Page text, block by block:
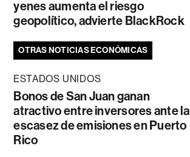
yenes aumenta el riesgo
geopolítico, advierte BlackRock
OTRAS NOTICIAS ECONÓMICAS
ESTADOS UNIDOS
Bonos de San Juan ganan
atractivo entre inversores ante la
escasez de emisiones en Puerto
Rico